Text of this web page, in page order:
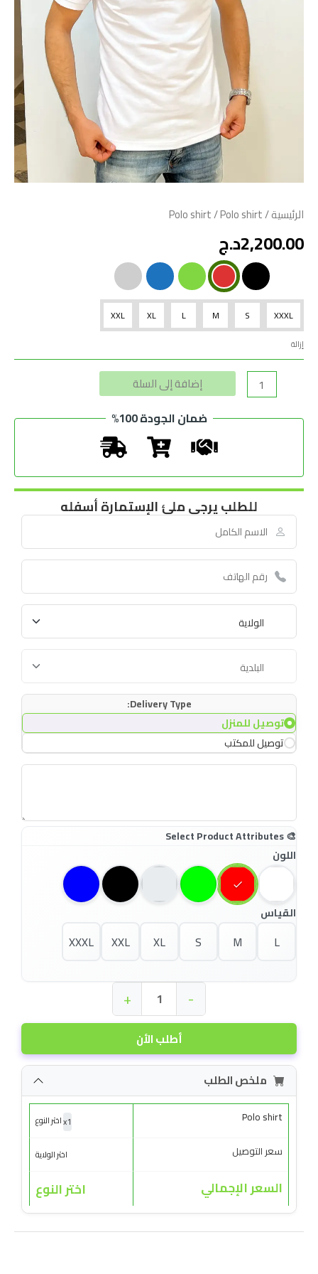
الرئيسية/
Polo shirt/ Polo shirt
2,200.00د.ج
XXXL
S
M
L
XL
XXL
إزالة
إضافة إلى السلة
ضمان الجودة 100%
للطلب يرجى ملئ الإستمارة أسفله
Delivery Type:
توصيل للمنزل
توصيل للمكتب
اللون
القياس
L
M
S
XL
XXL
XXXL
أطلب الأن
-
+
ملخص الطلب
Polo shirt
x1 اختر النوع
سعر التوصيل اختر الولاية
السعر الإجمالي اختر النوع